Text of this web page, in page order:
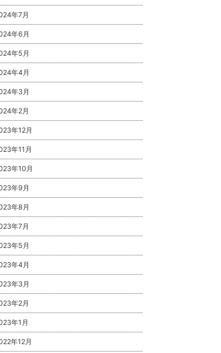
年7月
年6月
年5月
年4月
年3月
年2月
年12月
年11月
年10月
年9月
年8月
年7月
年5月
年4月
年3月
年2月
年1月
年12月